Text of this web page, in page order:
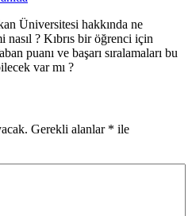
Üniversitesi hakkında ne
? Kıbrıs bir öğrenci için
puanı ve başarı sıralamaları bu
var mı ?
Gerekli alanlar * ile